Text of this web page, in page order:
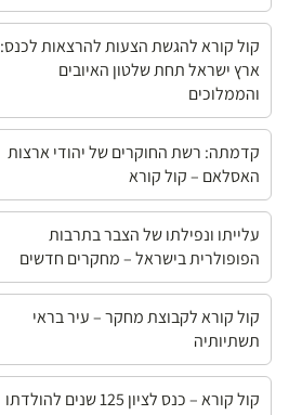
קול קורא להגשת הצעות להרצאות לכנס:
ארץ ישראל תחת שלטון האיובים
והממלוכים
קדמתה: רשת החוקרים של יהודי ארצות
האסלאם – קול קורא
עלייתו ונפילתו של הצבר בתרבות
הפופולרית בישראל – מחקרים חדשים
קול קורא לקבוצת מחקר – עיר בראי
תשתיותיה
קול קורא – כנס לציון 125 שנים להולדתו